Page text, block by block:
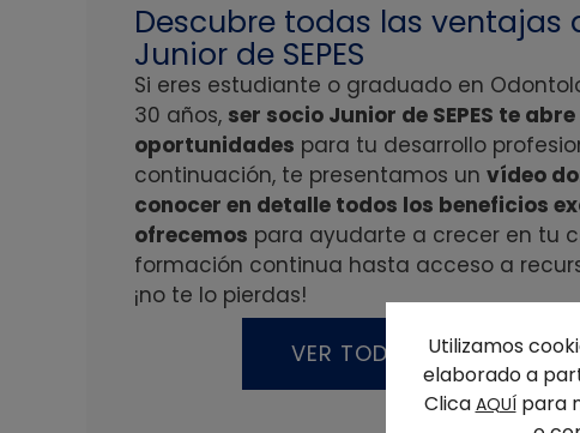
Descubre todas las ventajas
Junior de SEPES
Si eres estudiante o graduado en
30 años, ser socio Junior de SEPES te
oportunidades para tu desarrollo
continuación, te presentamos un vídeo
conocer en detalle todos los beneficios
ofrecemos para ayudarte a crecer en tu
formación continua hasta acceso a
¡no te lo pierdas!
VER TODAS LASUtilizamos
elaborado a
Clica AQUÍpara